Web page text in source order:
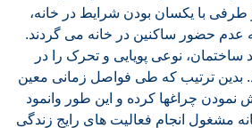
با یکسان بودن شرایط در خانه،
عدم حضور ساکنین در خانه می گردند.
نوعی پویایی و تحرک را در
بدین ترتیب که طی فواصل زمانی معین
نمودن چراغها کرده و این طور وانمود
مشغول انجام فعالیت های رایج زندگی